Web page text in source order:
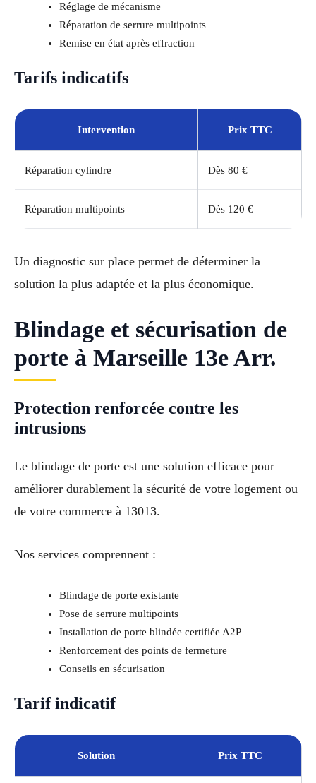
Réglage de mécanisme
Réparation de serrure multipoints
Remise en état après effraction
Tarifs indicatifs
Intervention Prix TTC
Réparation cylindre Dès 80 €
Réparation multipoints Dès 120 €
Un diagnostic sur place permet de déterminer la
solution la plus adaptée et la plus économique.
Blindage et sécurisation de
porte à Marseille 13e Arr.
Protection renforcée contre les
intrusions
Le blindage de porte est une solution efficace pour
améliorer durablement la sécurité de votre logement ou
de votre commerce à 13013.
Nos services comprennent :
Blindage de porte existante
Pose de serrure multipoints
Installation de porte blindée certifiée A2P
Renforcement des points de fermeture
Conseils en sécurisation
Tarif indicatif
Solution Prix TTC